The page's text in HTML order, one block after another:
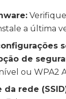
a última
de
ou WPA2
rede